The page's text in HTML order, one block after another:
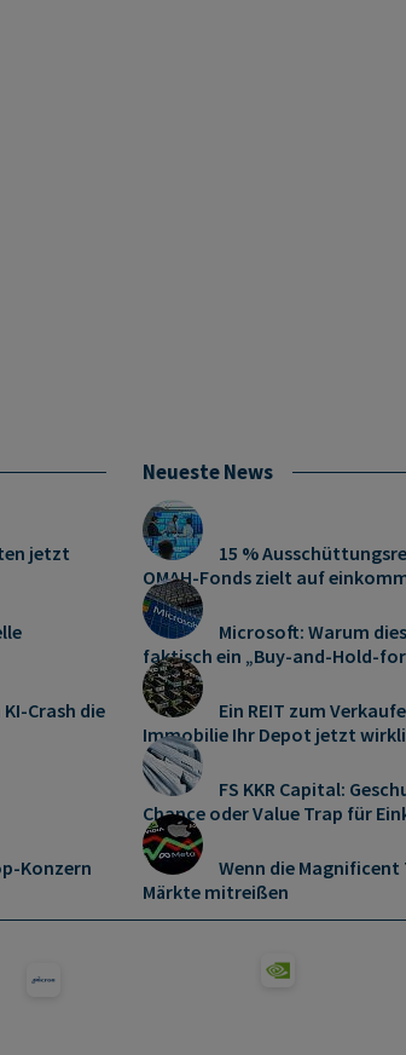
jetzt
Crash die
Konzern
Neueste News
15 %
OMAH-Fonds zielt auf
Microsoft: Warum
faktisch ein „Buy-and-Hold-
Ein REIT zum
Immobilie Ihr Depot jetzt
FS KKR Capital:
Chance oder Value Trap für
Wenn die Magnificent
Märkte mitreißen